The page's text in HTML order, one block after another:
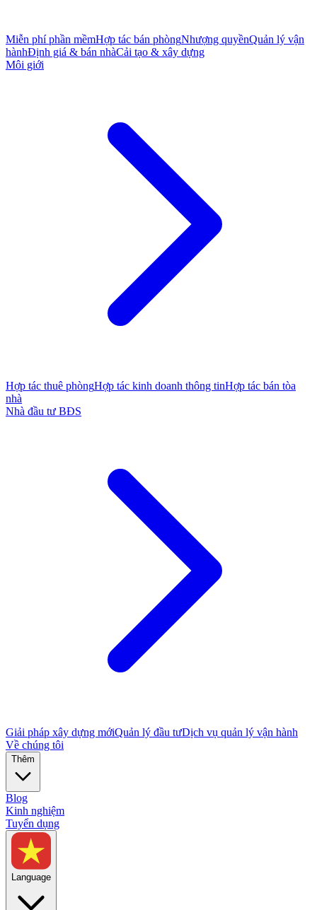
Miễn phí phần mềmHợp tác bán phòngNhượng quyềnQuản lý vận
hànhĐịnh giá & bán nhàCải tạo & xây dựng
Môi giới
Hợp tác thuê phòngHợp tác kinh doanh thông tinHợp tác bán tòa
nhà
Nhà đầu tư BĐS
Giải pháp xây dựng mớiQuản lý đầu tưDịch vụ quản lý vận hành
Về chúng tôi
Thêm
Blog
Kinh nghiệm
Tuyển dụng
Language